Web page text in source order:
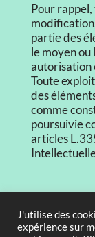
Pour
partie des
le moyen
autorisation
Toute
des
comme
poursuivie
articles
J'utilise des
expérience sur